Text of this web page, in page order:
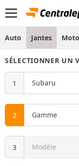
Auto Jantes Moto
SÉLECTIONNER UN